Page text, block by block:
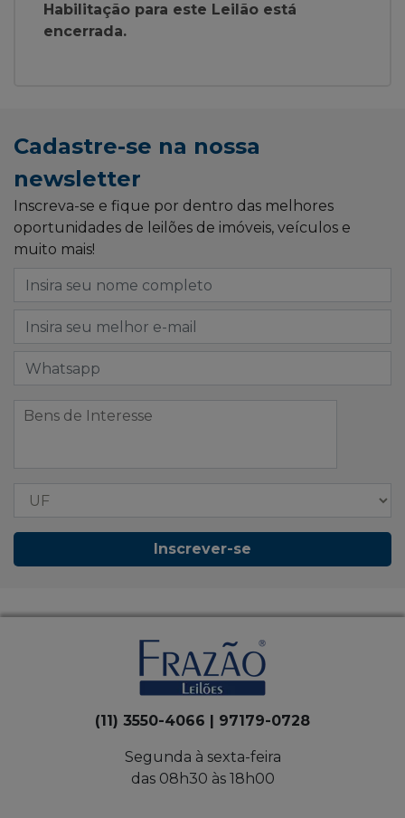
Habilitação para este Leilão está
encerrada.
Cadastre-se na nossa
newsletter
Inscreva-se e fique por dentro das melhores
oportunidades de leilões de imóveis, veículos e
muito mais!
Inscrever-se
(11) 3550-4066 | 97179-0728
Segunda à sexta-feira
das 08h30 às 18h00